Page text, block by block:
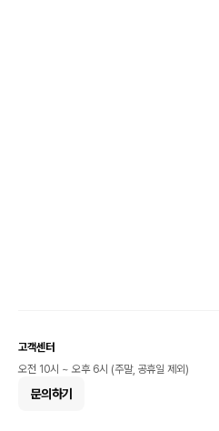
고객센터
오전 10시 ~ 오후 6시 (주말, 공휴일 제외)
문의하기